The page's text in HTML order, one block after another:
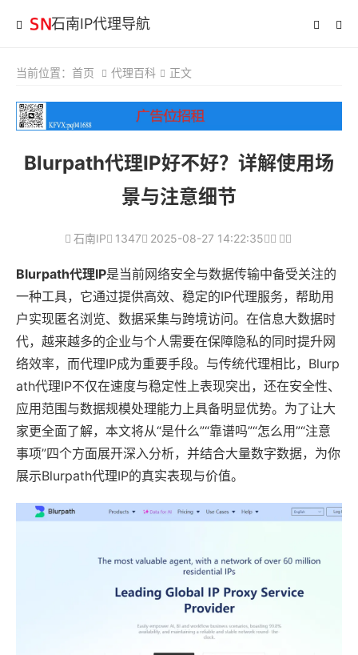
石南IP代理导航
当前位置： 首页 代理百科 正文
Blurpath代理IP好不好？详解使用场
景与注意细节
石南IP 1347 2025-08-27 14:22:35
Blurpath代理IP是当前网络安全与数据传输中备受关注的
一种工具，它通过提供高效、稳定的IP代理服务，帮助用
户实现匿名浏览、数据采集与跨境访问。在信息大数据时
代，越来越多的企业与个人需要在保障隐私的同时提升网
络效率，而代理IP成为重要手段。与传统代理相比，Blurp
ath代理IP不仅在速度与稳定性上表现突出，还在安全性、
应用范围与数据规模处理能力上具备明显优势。为了让大
家更全面了解，本文将从“是什么”“靠谱吗”“怎么用”“注意
事项”四个方面展开深入分析，并结合大量数字数据，为你
展示Blurpath代理IP的真实表现与价值。